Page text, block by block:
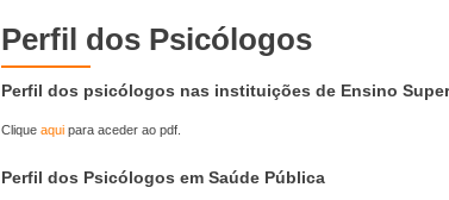
Perfil dos Psicólogos
Perfil dos psicólogos nas instituições de Ensino
Clique aqui para aceder ao pdf.
Perfil dos Psicólogos em Saúde Pública